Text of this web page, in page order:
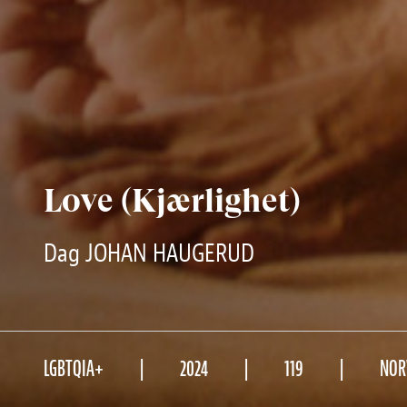
Love (Kjærlighet)
Dag JOHAN HAUGERUD
LGBTQIA+ 2024 119